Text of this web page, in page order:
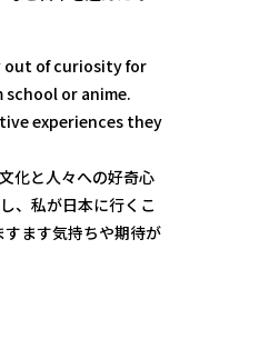
out of curiosity for
or anime.
experiences they
化と人々への好奇心
、私が日本に行くこ
ます気持ちや期待が